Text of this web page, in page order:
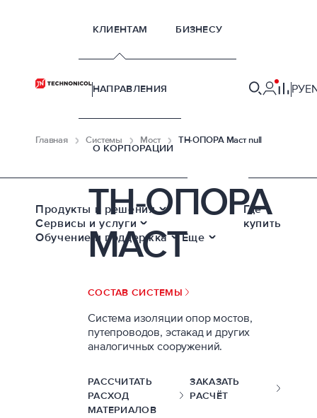
КЛИЕНТАМ БИЗНЕСУ
НАПРАВЛЕНИЯ
О КОРПОРАЦИИ
РУ
Продукты и решения
Сервисы и услуги
Обучение и поддержка
Еще
Где
купить
Главная Системы Мост ТН-ОПОРА Маст null
ТН-ОПОРА
МАСТ
СОСТАВ СИСТЕМЫ
Система изоляции опор мостов,
путепроводов, эстакад и других
аналогичных сооружений.
РАССЧИТАТЬ
РАСХОД
МАТЕРИАЛОВ
ЗАКАЗАТЬ
РАСЧЁТ